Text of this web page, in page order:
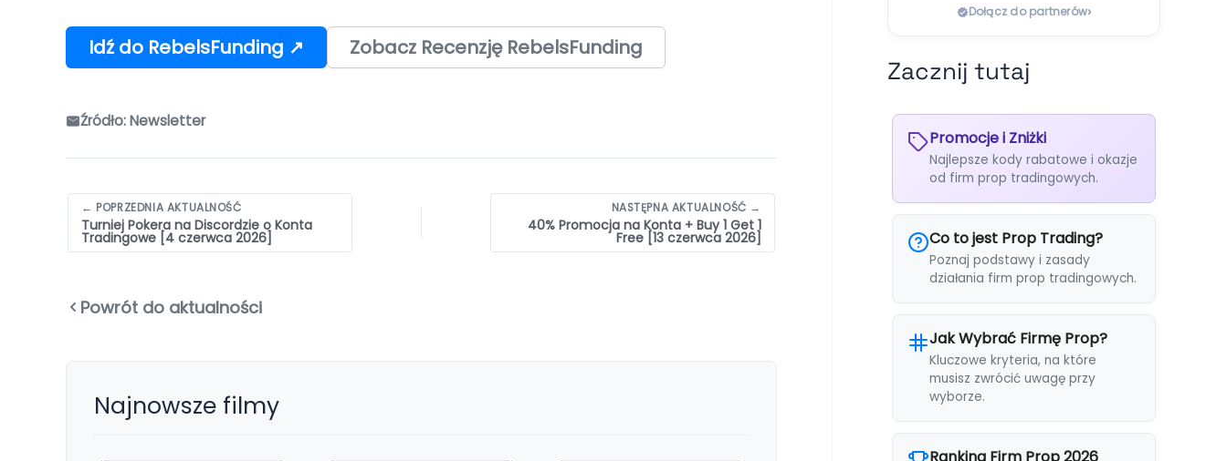
Idź do RebelsFunding ↗ Zobacz Recenzję RebelsFunding
Źródło: Newsletter
Nawigacja
wpisów
← POPRZEDNIA AKTUALNOŚĆ
Turniej Pokera na Discordzie o Konta
Tradingowe [4 czerwca 2026]
NASTĘPNA AKTUALNOŚĆ →
40% Promocja na Konta + Buy 1 Get 1
Free [13 czerwca 2026]
Powrót do aktualności
Najnowsze filmy
Dołącz do partnerów›
Zacznij tutaj
Promocje i Zniżki
Najlepsze kody rabatowe i okazje
od firm prop tradingowych.
Co to jest Prop Trading?
Poznaj podstawy i zasady
działania firm prop tradingowych.
Jak Wybrać Firmę Prop?
Kluczowe kryteria, na które
musisz zwrócić uwagę przy
wyborze.
Ranking Firm Prop 2026